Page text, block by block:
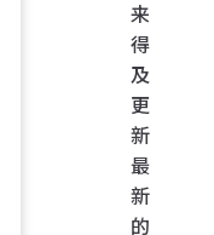
来
得
及
更
新
最
新
的